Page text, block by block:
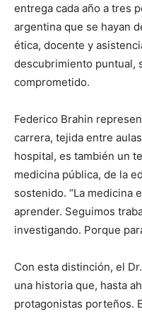
entrega cada año a tres
argentina que se hayan
ética, docente y
descubrimiento puntual,
comprometido.
Federico Brahin
carrera, tejida entre
hospital, es también un
medicina pública, de la
sostenido. “La medicina
aprender. Seguimos
investigando. Porque
Con esta distinción, el
una historia que, hasta
protagonistas porteños.